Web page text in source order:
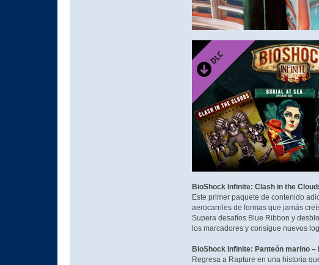
BioShock Infinite: Clash in the
Este primer paquete de contenido
aerocarriles de formas que jamás
Supera desafíos Blue Ribbon y
los marcadores y consigue nuevos
BioShock Infinite: Panteón marino –
Regresa a Rapture en una historia